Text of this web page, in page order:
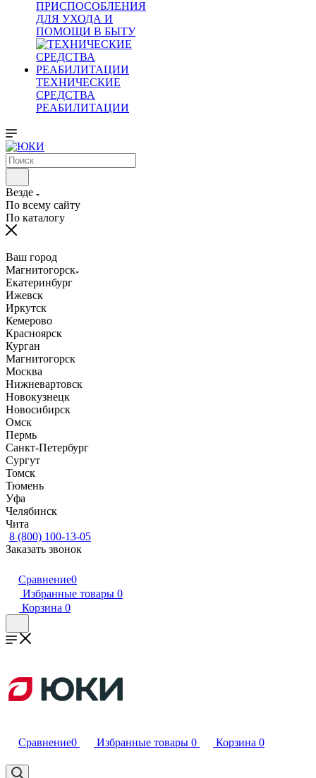
ПРИСПОСОБЛЕНИЯ
ДЛЯ УХОДА И
ПОМОЩИ В БЫТУ
ТЕХНИЧЕСКИЕ
СРЕДСТВА
РЕАБИЛИТАЦИИ
Везде
По всему сайту
По каталогу
Ваш город
Магнитогорск
Екатеринбург
Ижевск
Иркутск
Кемерово
Красноярск
Курган
Магнитогорск
Москва
Нижневартовск
Новокузнецк
Новосибирск
Омск
Пермь
Санкт-Петербург
Сургут
Томск
Тюмень
Уфа
Челябинск
Чита
8 (800) 100-13-05
Заказать звонок
Сравнение0
Избранные товары 0
Корзина 0
Сравнение0 Избранные товары 0 Корзина 0